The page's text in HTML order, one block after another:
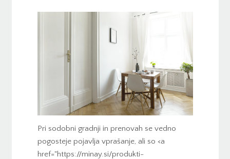
Pri sodobni gradnji in prenovah se vedno
pogosteje pojavlja vprašanje, ali so <a
href="https://minay.si/produkti-